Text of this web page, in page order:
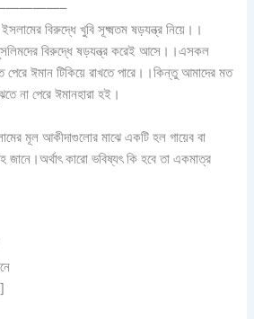
বিরুদ্ধে খুবি সূক্ষ্মতম ষড়যন্ত্র নিয়ে।।
বিরুদ্ধে ষড়যন্ত্র করেই আসে।।এসকল
পেরে ঈমান টিকিয়ে রাখতে পারে।।কিন্তু আমাদের মত
না পেরে ঈমানহারা হই।
মূল আকীদাগুলোর মাঝে একটি হল গায়েব বা
কারো ভবিষ্যৎ কি হবে তা একমাত্র